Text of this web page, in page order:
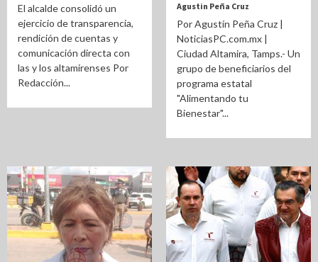
El alcalde consolidó un
ejercicio de transparencia,
rendición de cuentas y
comunicación directa con
las y los altamirenses Por
Redacción...
Agustin Peña Cruz
Por Agustín Peña Cruz |
NoticiasPC.com.mx |
Ciudad Altamira, Tamps.- Un
grupo de beneficiarios del
programa estatal
"Alimentando tu
Bienestar"...